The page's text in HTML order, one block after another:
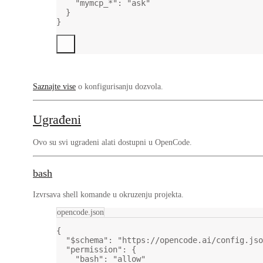
"mymcp_*" :
"ask"
}
}
Saznajte vise o konfigurisanju dozvola.
Ugrađeni
Ovo su svi ugradeni alati dostupni u OpenCode.
bash
Izvrsava shell komande u okruzenju projekta.
opencode.json
{
"$schema" :
"https://opencode.ai/
"permission" : {
"bash" : "allow"